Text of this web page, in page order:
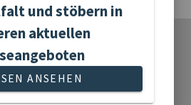
REISEKATEGORIEN • • •
und stöbern in
aktuellen
ANSEHEN